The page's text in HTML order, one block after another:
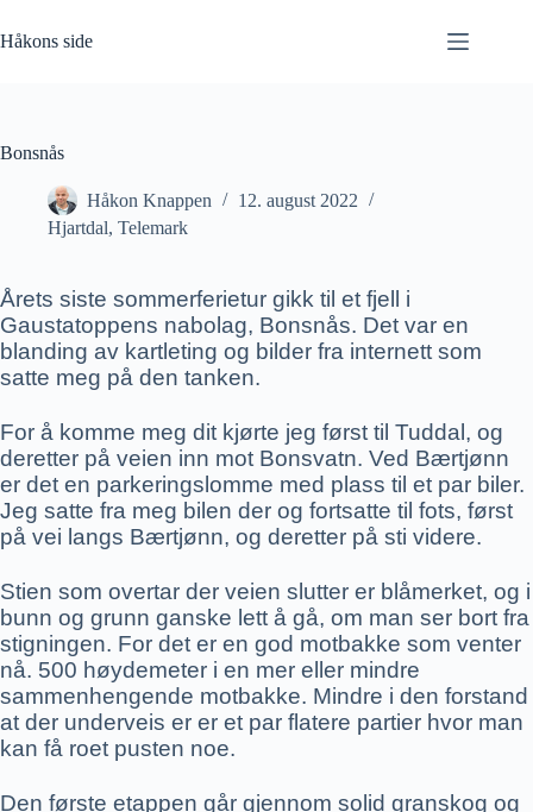
til
innholdet
Håkons side
Bonsnås
Håkon Knappen
12. august 2022
Hjartdal, Telemark
Årets siste sommerferietur gikk til et fjell i
Gaustatoppens nabolag, Bonsnås. Det var en
blanding av kartleting og bilder fra internett som
satte meg på den tanken.
For å komme meg dit kjørte jeg først til Tuddal, og
deretter på veien inn mot Bonsvatn. Ved Bærtjønn
er det en parkeringslomme med plass til et par biler.
Jeg satte fra meg bilen der og fortsatte til fots, først
på vei langs Bærtjønn, og deretter på sti videre.
Stien som overtar der veien slutter er blåmerket, og i
bunn og grunn ganske lett å gå, om man ser bort fra
stigningen. For det er en god motbakke som venter
nå. 500 høydemeter i en mer eller mindre
sammenhengende motbakke. Mindre i den forstand
at der underveis er er et par flatere partier hvor man
kan få roet pusten noe.
Den første etappen går gjennom solid granskog og